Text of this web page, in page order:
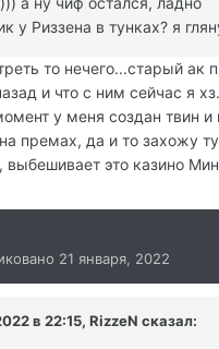
у Риззена в тунках? я
то нечего...старый ак
и что с ним сейчас я хз.
у меня создан твин и
премах, да и то захожу
выбешивает это казино
21 января, 2022
в 22:15, RizzeN сказал: